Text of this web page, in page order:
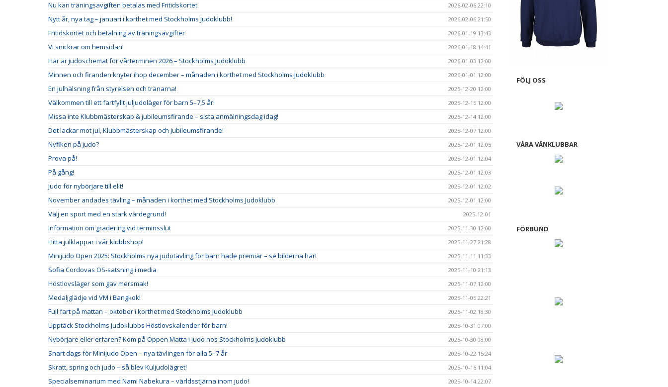
Nu kan träningsavgiften betalas med Fritidskortet 2026-02-06 22:10
Nytt år, nya tag – januari i korthet med Stockholms Judoklubb! 2026-02-06 21:50
Fritidskortet och betalning av träningsavgifter 2026-01-19 13:43
Vi snickrar om hemsidan! 2026-01-18 14:41
Här är judoschemat för vårterminen 2026 – Stockholms Judoklubb 2026-01-03 12:00
Minnen och firanden knyter ihop december – månaden i korthet med Stockholms Judoklubb 2026-01-01 12:00
En julhälsning från styrelsen och tränarna! 2025-12-20 12:00
Välkommen till ett fartfyllt juljudoläger för barn 5–7,5 år! 2025-12-15 12:00
Missa inte Klubbmästerskap & jubileumsfirande – sista anmälningsdag idag! 2025-12-14 12:00
Det lackar mot jul, Klubbmästerskap och Jubileumsfirande! 2025-12-07 12:00
Nyfiken på judo? 2025-12-01 12:05
Prova på! 2025-12-01 12:04
På gång! 2025-12-01 12:03
Judo för nybörjare till elit! 2025-12-01 12:02
November andades tävling – månaden i korthet med Stockholms Judoklubb 2025-12-01 12:00
Välj en sport med en stark värdegrund! 2025-12-01
Information om gradering vid terminsslut 2025-11-30 12:00
Hitta julklappar i vår klubbshop! 2025-11-27 21:28
Minijudo Open 2025: Stockholms nya judotävling för barn hade premiär – se bilderna här! 2025-11-11 11:33
Sofia Cordovas OS-satsning i media 2025-11-10 21:13
Höstlovsläger som gav mersmak! 2025-11-07 12:00
Medaljglädje vid VM i Bangkok! 2025-11-05 22:21
Full fart på mattan – oktober i korthet med Stockholms Judoklubb 2025-11-02 18:30
Upptäck Stockholms Judoklubbs Höstlovskalender för barn! 2025-10-31 07:00
Nybörjare eller erfaren? Kom på Öppen Matta i judo hos Stockholms Judoklubb 2025-10-30 08:00
Snart dags för Minijudo Open – nya tävlingen för alla 5–7 år 2025-10-22 15:24
Skratt, spring och judo – så blev Kuljudolägret! 2025-10-16 11:04
Specialseminarium med Nami Nabekura – världsstjärna inom judo! 2025-10-14 22:07
FÖLJ OSS
VÅRA VÄNKLUBBAR
FÖRBUND